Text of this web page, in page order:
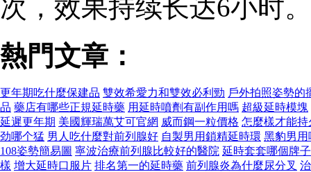
次，效果持续长达6小时
熱門文章：
更年期吃什麼保建品 雙效希愛力和雙效必利勁 戶外拍照姿勢的
品 藥店有哪些正規延時藥 用延時噴劑有副作用嗎 超級延時模塊
延遲更年期 美國輝瑞萬艾可官網 威而鋼一粒價格 怎麼樣才能持
劲哪个猛 男人吃什麼對前列腺好 自製男用鎖精延時環 黑豹男用
108姿勢簡易圖 寧波治療前列腺比較好的醫院 延時套套哪個牌
樣 增大延時口服片 排名第一的延時藥 前列腺炎為什麼尿分叉